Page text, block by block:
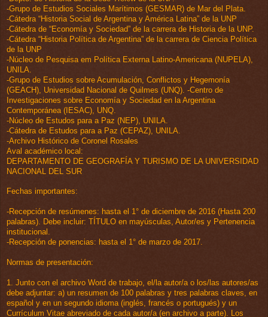
-Grupo de Estudios Sociales Marítimos (GESMAR) de Mar del Plata.
-Cátedra “Historia Social de Argentina y América Latina” de la UNP
-Cátedra de “Economía y Sociedad” de la carrera de Historia de la UNP.
-Cátedra “Historia Política de Argentina” de la carrera de Ciencia Política
de la UNP
-Núcleo de Pesquisa em Política Externa Latino-Americana (NUPELA),
UNILA.
-Grupo de Estudios sobre Acumulación, Conflictos y Hegemonía
(GEACH), Universidad Nacional de Quilmes (UNQ). -Centro de
Investigaciones sobre Economía y Sociedad en la Argentina
Contemporánea (IESAC), UNQ.
-Núcleo de Estudos para a Paz (NEP), UNILA.
-Cátedra de Estudos para a Paz (CEPAZ), UNILA.
-Archivo Histórico de Coronel Rosales
Aval académico local:
DEPARTAMENTO DE GEOGRAFÍA Y TURISMO DE LA UNIVERSIDAD
NACIONAL DEL SUR
Fechas importantes:
-Recepción de resúmenes: hasta el 1° de diciembre de 2016 (Hasta 200
palabras). Debe incluir: TÍTULO en mayúsculas, Autor/es y Pertenencia
institucional.
-Recepción de ponencias: hasta el 1° de marzo de 2017.
Normas de presentación:
1. Junto con el archivo Word de trabajo, el/la autor/a o los/las autores/as
debe adjuntar: a) un resumen de 100 palabras y tres palabras claves, en
español y en un segundo idioma (inglés, francés o portugués) y un
Currículum Vitae abreviado de cada autor/a (en archivo a parte). Los